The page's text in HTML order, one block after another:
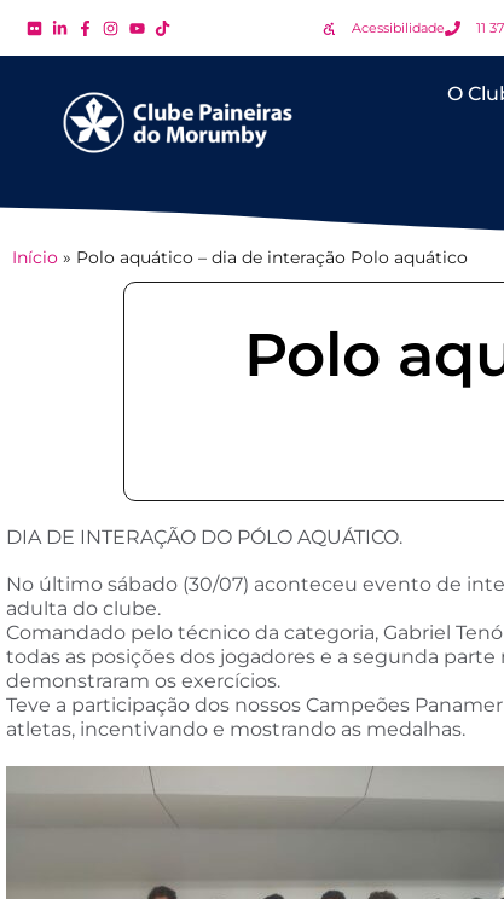
Acessibilidade 11
O
Início » Polo aquático – dia de interação Polo aquático
Polo
DIA DE INTERAÇÃO DO PÓLO AQUÁTICO.
No último sábado (30/07) aconteceu evento de
adulta do clube.
Comandado pelo técnico da categoria, Gabriel
todas as posições dos jogadores e a segunda
demonstraram os exercícios.
Teve a participação dos nossos Campeões
atletas, incentivando e mostrando as medalhas.